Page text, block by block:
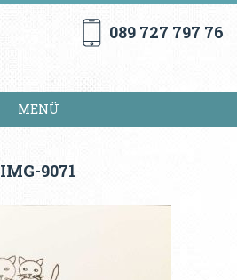
089 727 797 76
MENÜ
IMG-9071